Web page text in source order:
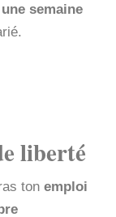
semaine
liberté
tonemploi